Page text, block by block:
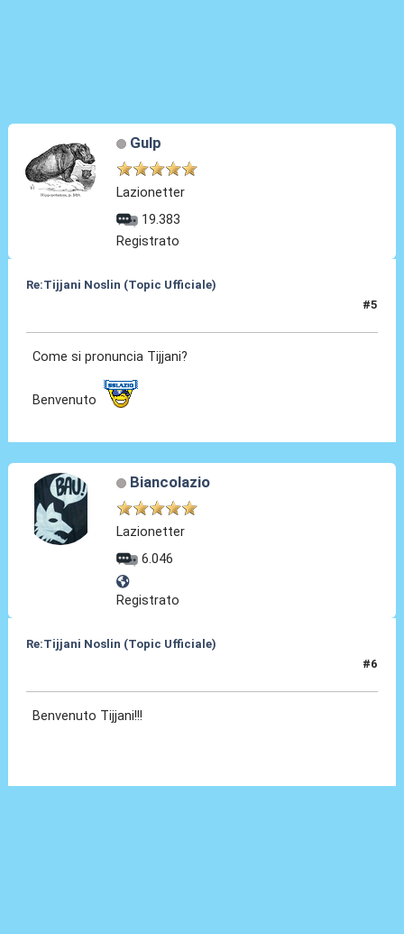
Gulp
Lazionetter
19.383
Registrato
Re:Tijjani Noslin (Topic Ufficiale)
#5
Come si pronuncia Tijjani?
Benvenuto
Biancolazio
Lazionetter
6.046
Registrato
Re:Tijjani Noslin (Topic Ufficiale)
#6
Benvenuto Tijjani!!!